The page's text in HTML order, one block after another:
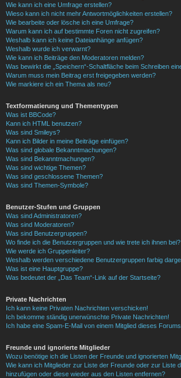
Wie kann ich eine Umfrage erstellen?
Wieso kann ich nicht mehr Antwortmöglichkeiten erstellen?
Wie bearbeite oder lösche ich eine Umfrage?
Warum kann ich auf bestimmte Foren nicht zugreifen?
Weshalb kann ich keine Dateianhänge anfügen?
Weshalb wurde ich verwarnt?
Wie kann ich Beiträge den Moderatoren melden?
Was bewirkt die „Speichern“-Schaltfläche beim Schreiben
Warum muss mein Beitrag erst freigegeben werden?
Wie markiere ich ein Thema als neu?
Textformatierung und Thementypen
Was ist BBCode?
Kann ich HTML benutzen?
Was sind Smileys?
Kann ich Bilder in meine Beiträge einfügen?
Was sind globale Bekanntmachungen?
Was sind Bekanntmachungen?
Was sind wichtige Themen?
Was sind geschlossene Themen?
Was sind Themen-Symbole?
Benutzer-Stufen und Gruppen
Was sind Administratoren?
Was sind Moderatoren?
Was sind Benutzergruppen?
Wo finde ich die Benutzergruppen und wie trete ich ihnen bei?
Wie werde ich Gruppenleiter?
Weshalb werden verschiedene Benutzergruppen farbig
Was ist eine Hauptgruppe?
Was bedeutet der „Das Team“-Link auf der Startseite?
Private Nachrichten
Ich kann keine Privaten Nachrichten verschicken!
Ich bekomme ständig unerwünschte Private Nachrichten!
Ich habe eine Spam-E-Mail von einem Mitglied dieses
Freunde und ignorierte Mitglieder
Wozu benötige ich die Listen der Freunde und ignorierten
Wie kann ich Mitglieder zur Liste der Freunde oder zur Liste
hinzufügen oder diese wieder aus den Listen entfernen?